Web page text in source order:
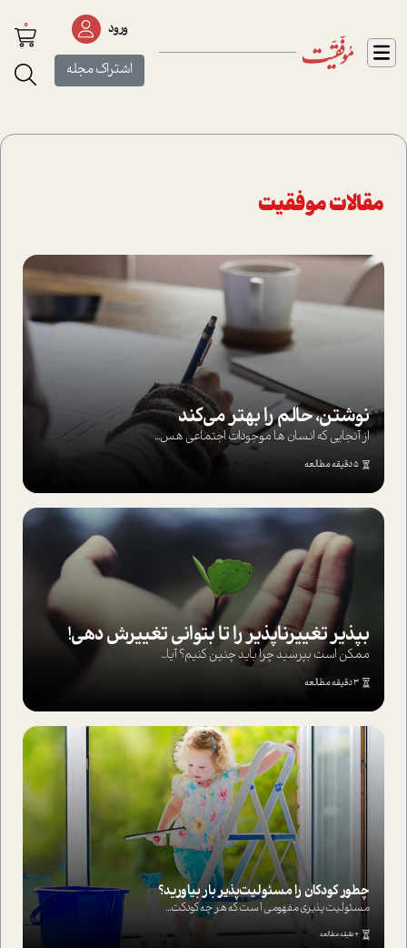
ورود
اشتراک مجله
0
مقالات موفقیت
نوشتن، حالم را بهتر می‌کند
از آنجایی که انسان ها موجودات اجتماعی هس...
5 دقیقه مطالعه
بپذير تغييرناپذير را تا بتواني تغييرش دهي!‏
ممکن است بپرسيد چرا بايد چنين کنيم؟ آيا...
3 دقیقه مطالعه
چطور کودکان را مسئولیت‌پذیر بار بیاورید؟
مسئولیت پذیری مفهومی ا ست که هر چه کودکت...
4 دقیقه مطالعه